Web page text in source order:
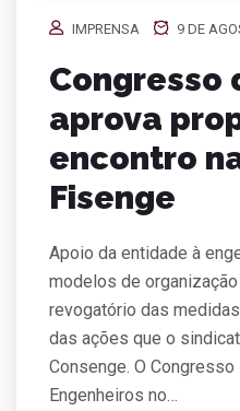
IMPRENSA 9 DE
Congresso
aprova
encontro
Fisenge
Apoio da entidade à
modelos de
revogatório das
das ações que o
Consenge. O
Engenheiros no…